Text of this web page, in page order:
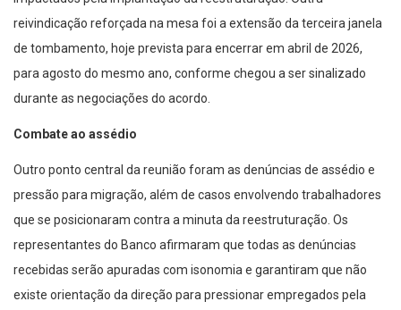
reivindicação reforçada na mesa foi a extensão da terceira janela
de tombamento, hoje prevista para encerrar em abril de 2026,
para agosto do mesmo ano, conforme chegou a ser sinalizado
durante as negociações do acordo.
Combate ao assédio
Outro ponto central da reunião foram as denúncias de assédio e
pressão para migração, além de casos envolvendo trabalhadores
que se posicionaram contra a minuta da reestruturação. Os
representantes do Banco afirmaram que todas as denúncias
recebidas serão apuradas com isonomia e garantiram que não
existe orientação da direção para pressionar empregados pela